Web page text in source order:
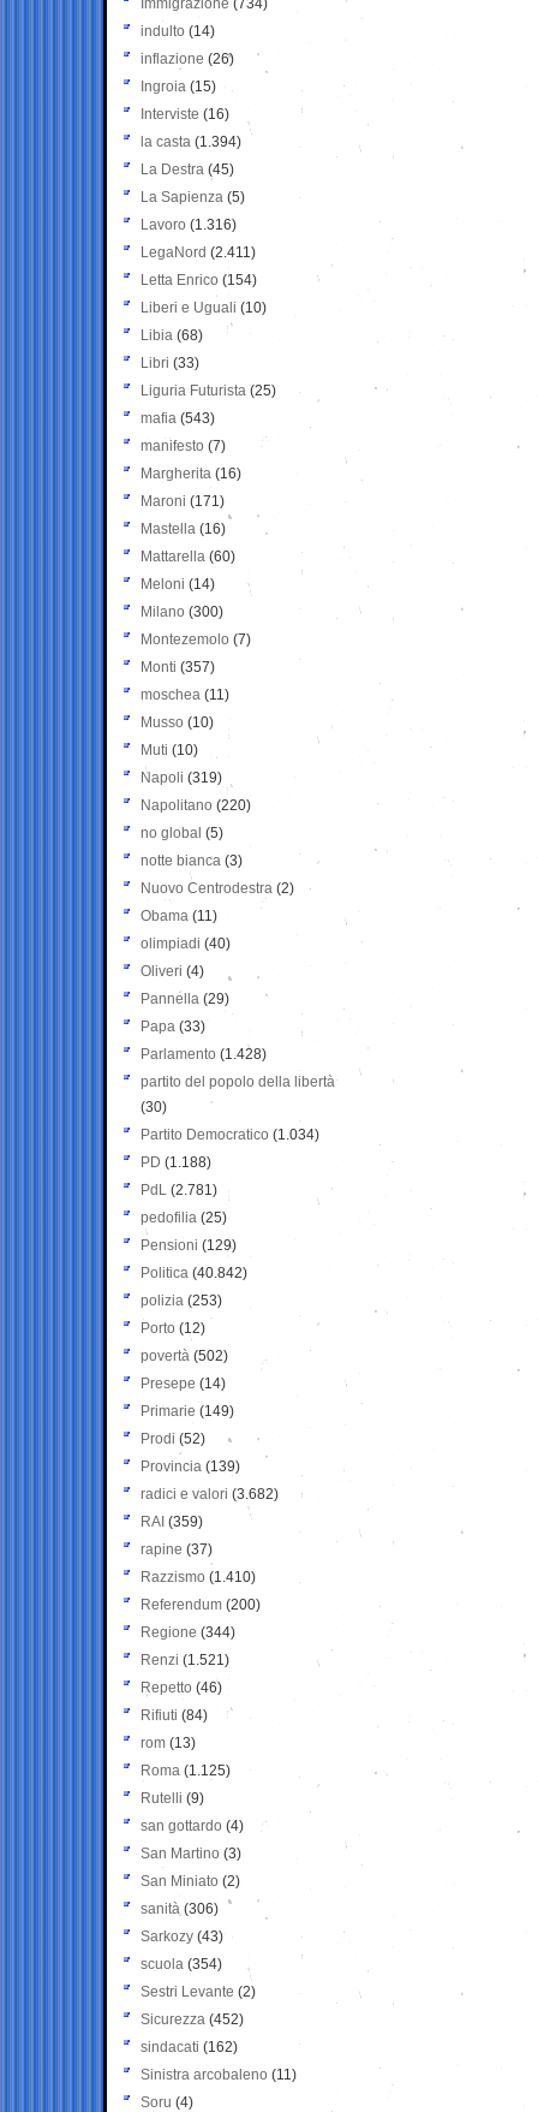
Immigrazione (734)
indulto (14)
inflazione (26)
Ingroia (15)
Interviste (16)
la casta (1.394)
La Destra (45)
La Sapienza (5)
Lavoro (1.316)
LegaNord (2.411)
Letta Enrico (154)
Liberi e Uguali (10)
Libia (68)
Libri (33)
Liguria Futurista (25)
mafia (543)
manifesto (7)
Margherita (16)
Maroni (171)
Mastella (16)
Mattarella (60)
Meloni (14)
Milano (300)
Montezemolo (7)
Monti (357)
moschea (11)
Musso (10)
Muti (10)
Napoli (319)
Napolitano (220)
no global (5)
notte bianca (3)
Nuovo Centrodestra (2)
Obama (11)
olimpiadi (40)
Oliveri (4)
Pannella (29)
Papa (33)
Parlamento (1.428)
partito del popolo della libertà
(30)
Partito Democratico (1.034)
PD (1.188)
PdL (2.781)
pedofilia (25)
Pensioni (129)
Politica (40.842)
polizia (253)
Porto (12)
povertà (502)
Presepe (14)
Primarie (149)
Prodi (52)
Provincia (139)
radici e valori (3.682)
RAI (359)
rapine (37)
Razzismo (1.410)
Referendum (200)
Regione (344)
Renzi (1.521)
Repetto (46)
Rifiuti (84)
rom (13)
Roma (1.125)
Rutelli (9)
san gottardo (4)
San Martino (3)
San Miniato (2)
sanità (306)
Sarkozy (43)
scuola (354)
Sestri Levante (2)
Sicurezza (452)
sindacati (162)
Sinistra arcobaleno (11)
Soru (4)